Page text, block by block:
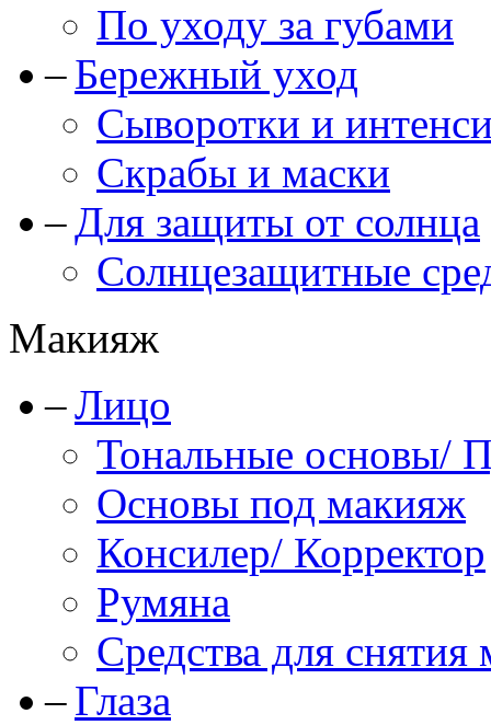
По уходу за губами
Бережный уход
Сыворотки и
Скрабы и маски
Для защиты от солнца
Солнцезащитные
Макияж
Лицо
Тональные основы/
Основы под макияж
Консилер/ Корректор
Румяна
Средства для снятия
Глаза